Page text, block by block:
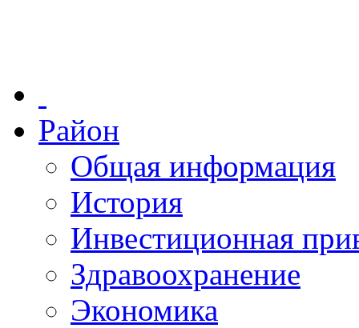
Район
Общая информация
История
Инвестиционная
Здравоохранение
Экономика